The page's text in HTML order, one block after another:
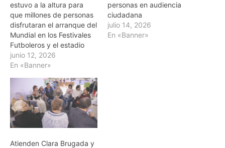
estuvo a la altura para
que millones de personas
disfrutaran el arranque del
Mundial en los Festivales
Futboleros y el estadio
junio 12, 2026
En «Banner»
personas en audiencia
ciudadana
julio 14, 2026
En «Banner»
Atienden Clara Brugada y